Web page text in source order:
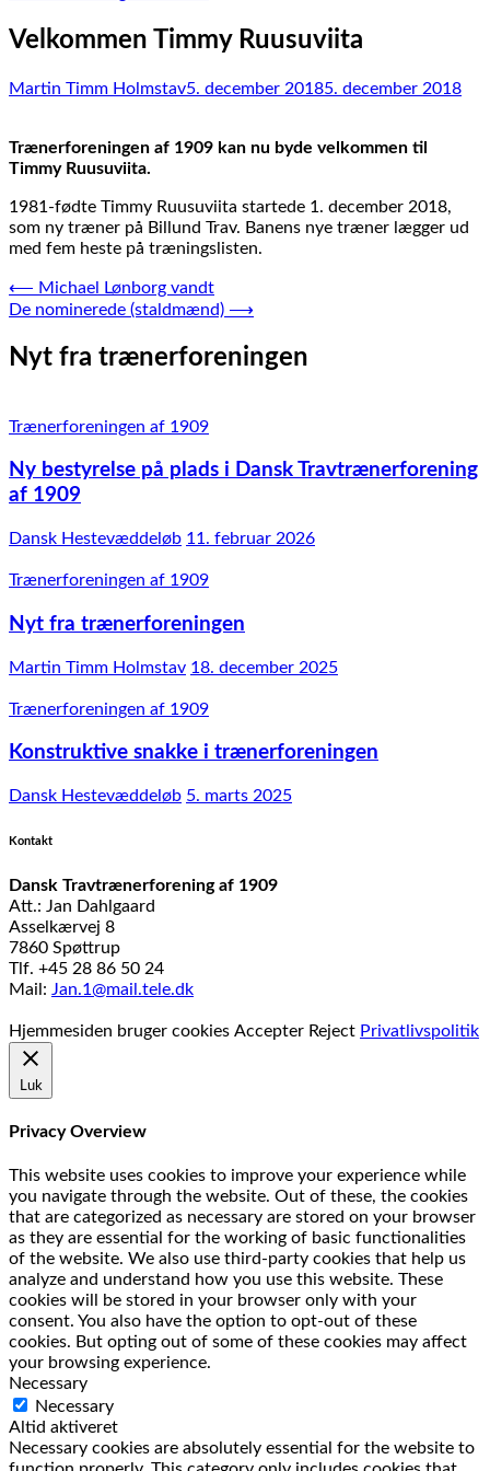
Velkommen Timmy Ruusuviita
Martin Timm Holmstav5. december 20185. december 2018
Trænerforeningen af 1909 kan nu byde velkommen til
Timmy Ruusuviita.
1981-fødte Timmy Ruusuviita startede 1. december 2018,
som ny træner på Billund Trav. Banens nye træner lægger ud
med fem heste på træningslisten.
Indlægsnavigation
⟵ Michael Lønborg vandt
De nominerede (staldmænd) ⟶
Nyt fra trænerforeningen
Trænerforeningen af 1909
Ny bestyrelse på plads i Dansk Travtrænerforening
af 1909
Dansk Hestevæddeløb 11. februar 2026
Trænerforeningen af 1909
Nyt fra trænerforeningen
Martin Timm Holmstav 18. december 2025
Trænerforeningen af 1909
Konstruktive snakke i trænerforeningen
Dansk Hestevæddeløb 5. marts 2025
Kontakt
Dansk Travtrænerforening af 1909
Att.: Jan Dahlgaard
Asselkærvej 8
7860 Spøttrup
Tlf. +45 28 86 50 24
Mail: Jan.1@mail.tele.dk
Hjemmesiden bruger cookies Accepter Reject Privatlivspolitik
Luk
Privacy Overview
This website uses cookies to improve your experience while
you navigate through the website. Out of these, the cookies
that are categorized as necessary are stored on your browser
as they are essential for the working of basic functionalities
of the website. We also use third-party cookies that help us
analyze and understand how you use this website. These
cookies will be stored in your browser only with your
consent. You also have the option to opt-out of these
cookies. But opting out of some of these cookies may affect
your browsing experience.
Necessary
Necessary
Altid aktiveret
Necessary cookies are absolutely essential for the website to